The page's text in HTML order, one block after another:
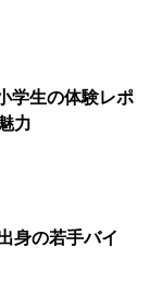
学生の体験レポ
力
身の若手バイ